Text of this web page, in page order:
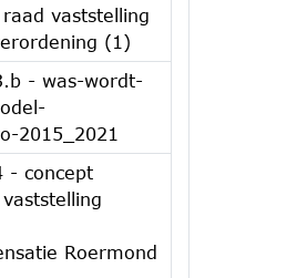
vaststelling
(1)
- was-wordt-
2015_2021
- concept
Roermond